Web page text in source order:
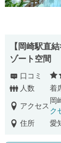
【岡崎駅直
ゾート空間
口コミ
人数
着
アクセス
岡
ク
住所
愛